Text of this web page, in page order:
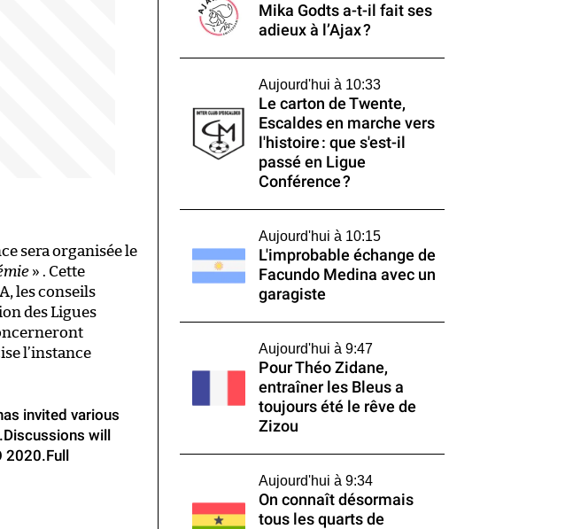
sera organisée le
» . Cette
les conseils
des Ligues
l’instance
invited various
will
2020.Full
Mika Godts a-t-il fait ses
adieux à l’Ajax ?
Aujourd'hui à 10:33
Le carton de Twente,
Escaldes en marche vers
l'histoire : que s'est-il
passé en Ligue
Conférence ?
Aujourd'hui à 10:15
L'improbable échange de
Facundo Medina avec un
garagiste
Aujourd'hui à 9:47
Pour Théo Zidane,
entraîner les Bleus a
toujours été le rêve de
Zizou
Aujourd'hui à 9:34
On connaît désormais
tous les quarts de